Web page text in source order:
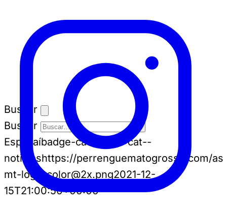
Buscar
Buscar
Espia aíbadge-cat badge-cat--
noticiashttps://perrenguematogrosso.com/
mt-logo-color@2x.png2021-12-
15T21:00:50+00:00